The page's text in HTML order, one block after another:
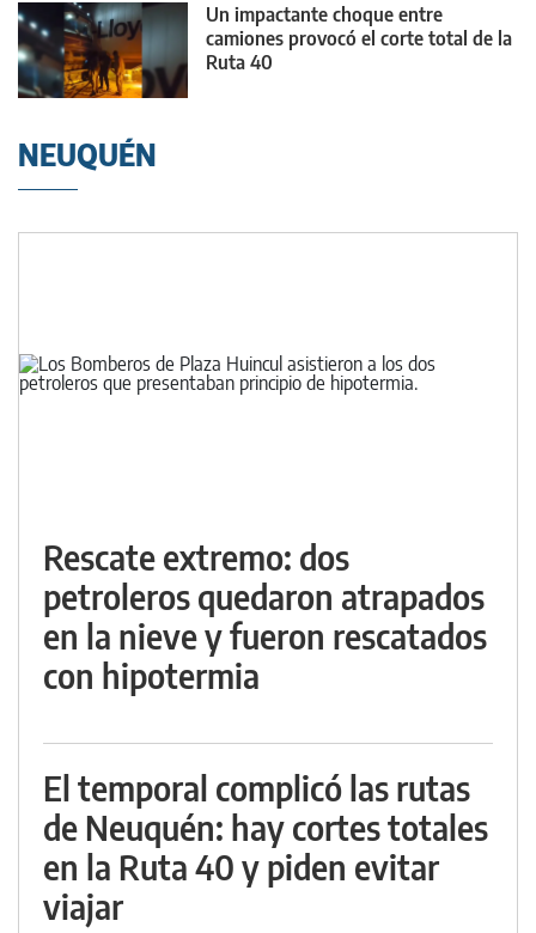
Un impactante choque entre
camiones provocó el corte total de la
Ruta 40
NEUQUÉN
Rescate extremo: dos
petroleros quedaron atrapados
en la nieve y fueron rescatados
con hipotermia
El temporal complicó las rutas
de Neuquén: hay cortes totales
en la Ruta 40 y piden evitar
viajar